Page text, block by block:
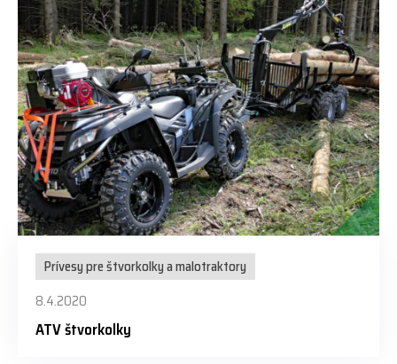
Prívesy pre štvorkolky a malotraktory
8.4.2020
ATV štvorkolky